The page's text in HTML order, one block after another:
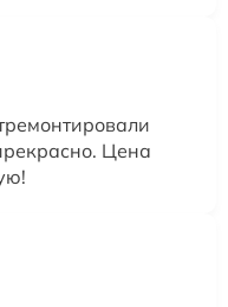
Цена